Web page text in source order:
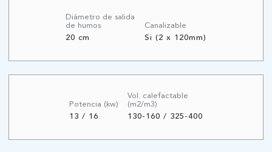
Diámetro de salida
de humos
20 cm
Canalizable
Si (2 x 120mm)
Potencia (kw)
13 / 16
Vol. calefactable
(m2/m3)
130-160 / 325-400